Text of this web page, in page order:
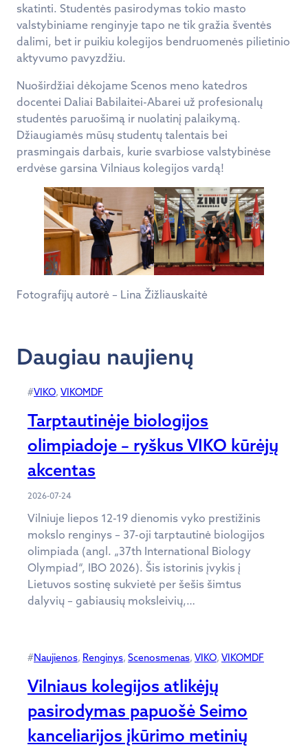
skatinti. Studentės pasirodymas tokio masto
valstybiniame renginyje tapo ne tik gražia šventės
dalimi, bet ir puikiu kolegijos bendruomenės pilietinio
aktyvumo pavyzdžiu.
Nuoširdžiai dėkojame Scenos meno katedros
docentei Daliai Babilaitei-Abarei už profesionalų
studentės paruošimą ir nuolatinį palaikymą.
Džiaugiamės mūsų studentų talentais bei
prasmingais darbais, kurie svarbiose valstybinėse
erdvėse garsina Vilniaus kolegijos vardą!
Fotografijų autorė – Lina Žižliauskaitė
Daugiau naujienų
#VIKO, VIKOMDF
Tarptautinėje biologijos
olimpiadoje – ryškus VIKO kūrėjų
akcentas
2026-07-24
Vilniuje liepos 12-19 dienomis vyko prestižinis
mokslo renginys – 37-oji tarptautinė biologijos
olimpiada (angl. „37th International Biology
Olympiad“, IBO 2026). Šis istorinis įvykis į
Lietuvos sostinę sukvietė per šešis šimtus
dalyvių – gabiausių moksleivių,…
#Naujienos, Renginys, Scenosmenas, VIKO, VIKOMDF
Vilniaus kolegijos atlikėjų
pasirodymas papuošė Seimo
kanceliarijos įkūrimo metinių